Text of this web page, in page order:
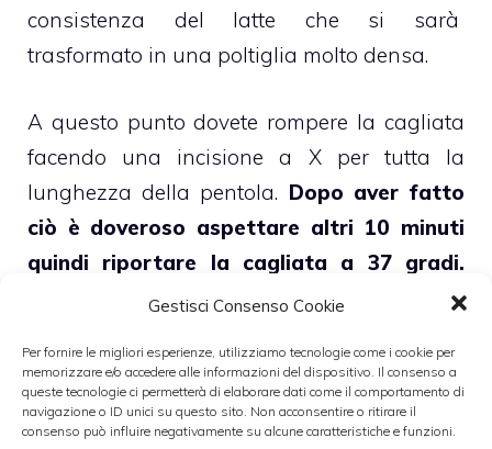
Gestisci Consenso Cookie
Per fornire le migliori esperienze, utilizziamo tecnologie come i cookie per
memorizzare e/o accedere alle informazioni del dispositivo. Il consenso a
queste tecnologie ci permetterà di elaborare dati come il comportamento di
navigazione o ID unici su questo sito. Non acconsentire o ritirare il
consenso può influire negativamente su alcune caratteristiche e funzioni.
consistenza del latte che si sarà
trasformato in una poltiglia molto densa.
A questo punto dovete rompere la cagliata
facendo una incisione a X per tutta la
lunghezza della pentola. Dopo aver fatto
ciò è doveroso aspettare altri 10 minuti
quindi riportare la cagliata a 37 gradi.
Sulla superficie ci sarà una temperatura
andrete a misurare la temperatura state
attenti a ripetere più volte la temperatura
anche in fondo alla casseruola.